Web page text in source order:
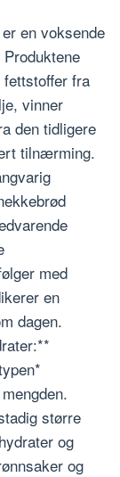
en voksende
fra
vinner
den tidligere
tilnærming.
med
en
dagen.
større
og
og